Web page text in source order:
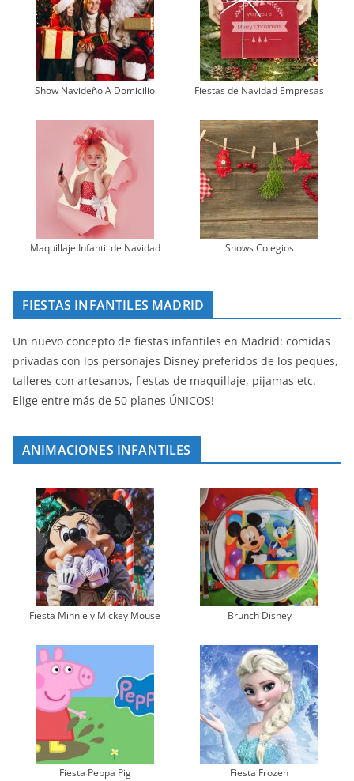
Show Navideño A Domicilio Fiestas de Navidad Empresas
Maquillaje Infantil de Navidad Shows Colegios
FIESTAS INFANTILES MADRID
Un nuevo concepto de fiestas infantiles en Madrid: comidas
privadas con los personajes Disney preferidos de los peques,
talleres con artesanos, fiestas de maquillaje, pijamas etc.
Elige entre más de 50 planes ÚNICOS!
ANIMACIONES INFANTILES
Fiesta Minnie y Mickey Mouse Brunch Disney
Fiesta Peppa Pig Fiesta Frozen